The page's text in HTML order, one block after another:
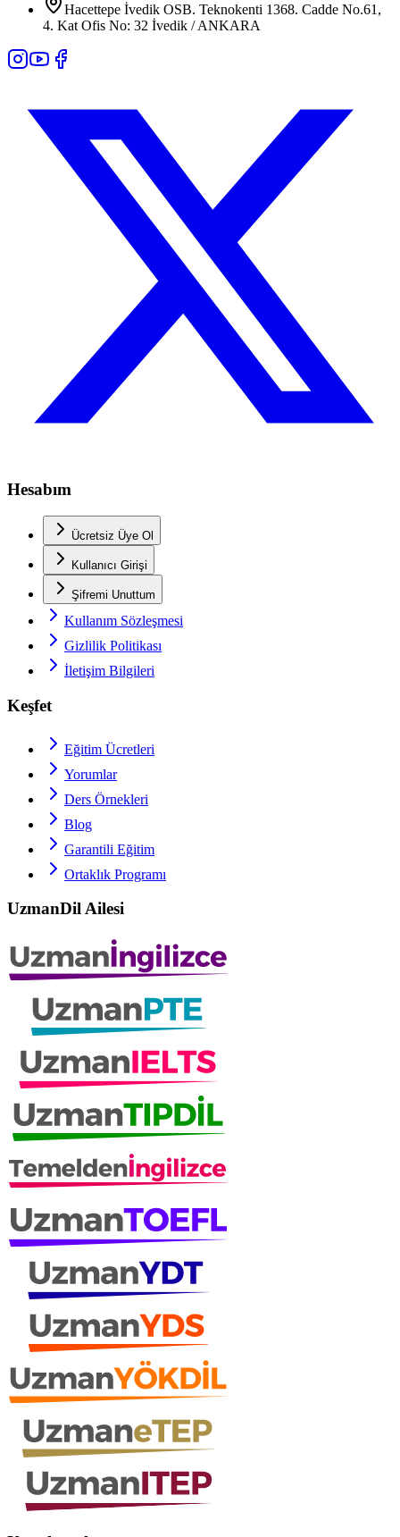
Hacettepe İvedik OSB. Teknokenti 1368. Cadde No.61,
4. Kat Ofis No: 32 İvedik / ANKARA
Hesabım
Ücretsiz Üye Ol
Kullanıcı Girişi
Şifremi Unuttum
Kullanım Sözleşmesi
Gizlilik Politikası
İletişim Bilgileri
Keşfet
Eğitim Ücretleri
Yorumlar
Ders Örnekleri
Blog
Garantili Eğitim
Ortaklık Programı
UzmanDil Ailesi